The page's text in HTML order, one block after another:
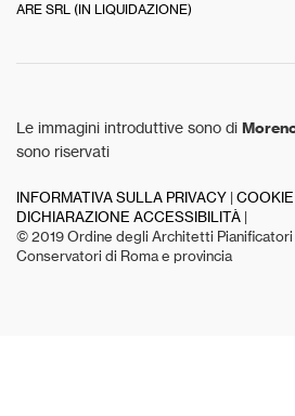
ARE SRL (IN LIQUIDAZIONE)
Le immagini introduttive sono di
sono riservati
INFORMATIVA SULLA PRIVACY
DICHIARAZIONE ACCESSIBILITÀ
© 2019 Ordine degli Architetti Pianificatori
Conservatori di Roma e provincia